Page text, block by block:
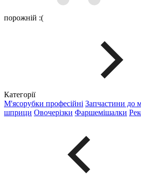
порожній :(
Категорії
М'ясорубки професійні Запчастини до
шприци Овочерізки Фаршемішалки